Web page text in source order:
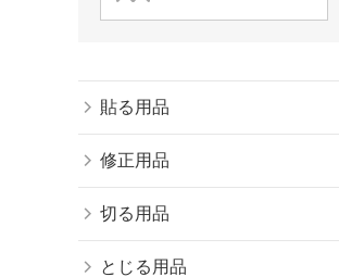
貼る用品
修正用品
切る用品
とじる用品